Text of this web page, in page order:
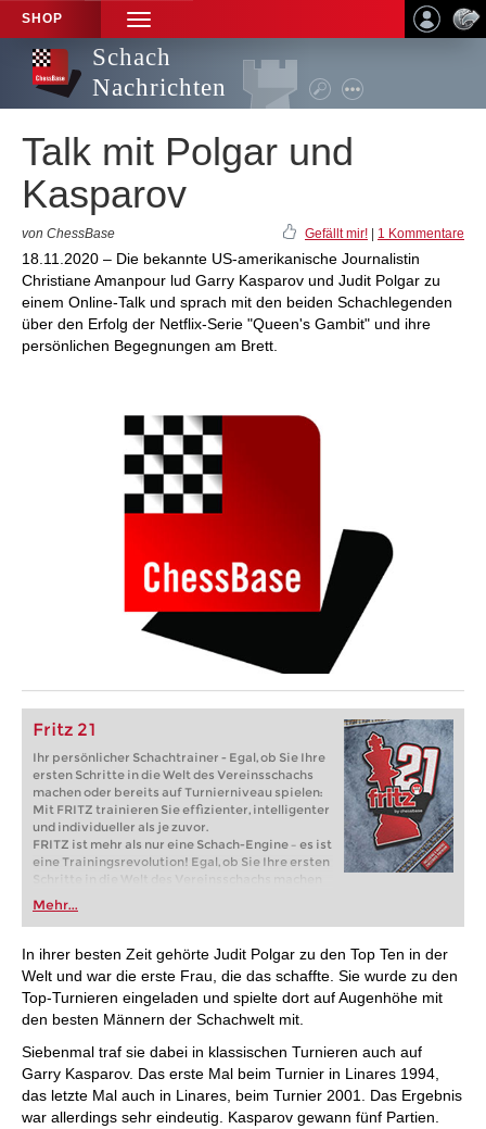
SHOP
TOGGLE
NAVIGATION
Schach
Nachrichten
Talk mit Polgar und
Kasparov
von ChessBase Gefällt mir! 1 Kommentare
18.11.2020 – Die bekannte US-amerikanische Journalistin
Christiane Amanpour lud Garry Kasparov und Judit Polgar zu
einem Online-Talk und sprach mit den beiden Schachlegenden
über den Erfolg der Netflix-Serie "Queen's Gambit" und ihre
persönlichen Begegnungen am Brett.
Fritz 21
Ihr persönlicher Schachtrainer - Egal, ob Sie Ihre
ersten Schritte in die Welt des Vereinsschachs
machen oder bereits auf Turnierniveau spielen:
Mit FRITZ trainieren Sie effizienter, intelligenter
und individueller als je zuvor.
FRITZ ist mehr als nur eine Schach-Engine – es ist
eine Trainingsrevolution! Egal, ob Sie Ihre ersten
Schritte in die Welt des Vereinsschachs machen
oder bereits auf Turnierniveau spielen: Mit
FRITZ trainieren Sie effizienter, intelligenter und
individueller als je zuvor.
Mehr...
In ihrer besten Zeit gehörte Judit Polgar zu den Top Ten in der
Welt und war die erste Frau, die das schaffte. Sie wurde zu den
Top-Turnieren eingeladen und spielte dort auf Augenhöhe mit
den besten Männern der Schachwelt mit.
Siebenmal traf sie dabei in klassischen Turnieren auch auf
Garry Kasparov. Das erste Mal beim Turnier in Linares 1994,
das letzte Mal auch in Linares, beim Turnier 2001. Das Ergebnis
war allerdings sehr eindeutig. Kasparov gewann fünf Partien.